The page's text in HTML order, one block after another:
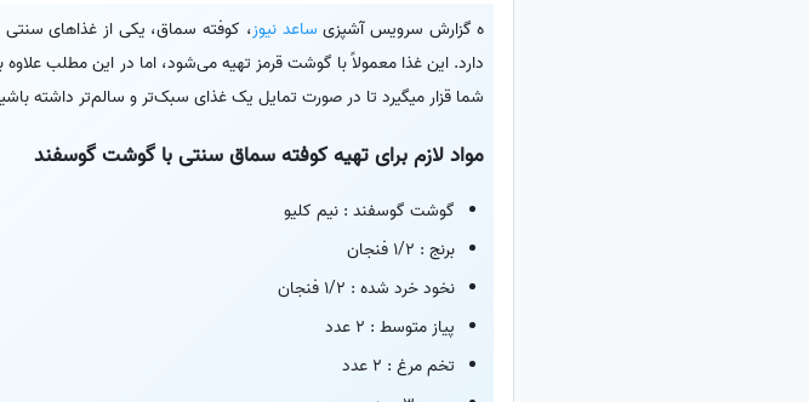
ه گزارش سرویس آشپزیساعد نیوز، کوفته سماق، یکی از غذاهای
دارد. این غذا معمولاً با گوشت قرمز تهیه می‌شود، اما در این مطلب
شما قزار میگیرد تا در صورت تمایل یک غذای سبک‌تر و سالم‌تر داشته
مواد لازم برای تهیه کوفته سماق سنتی با گوشت گوسفند
گوشت گوسفند : نیم کلیو
برنج : 1/2 فنجان
نخود خرد شده : 1/2 فنجان
پیاز متوسط : 2 عدد
تخم مرغ : 2 عدد